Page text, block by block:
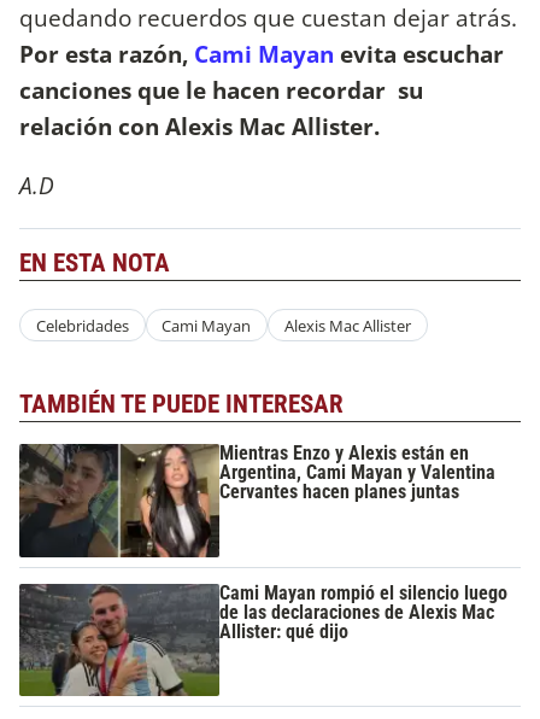
quedando recuerdos que cuestan dejar atrás.
Por esta razón, Cami Mayan evita escuchar
canciones que le hacen recordar su
relación con Alexis Mac Allister.
A.D
EN ESTA NOTA
Celebridades Cami Mayan Alexis Mac Allister
TAMBIÉN TE PUEDE INTERESAR
Mientras Enzo y Alexis están en
Argentina, Cami Mayan y Valentina
Cervantes hacen planes juntas
Cami Mayan rompió el silencio luego
de las declaraciones de Alexis Mac
Allister: qué dijo